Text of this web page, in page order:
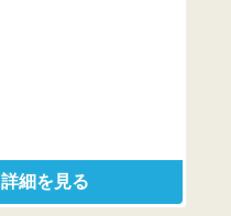
詳細を見る